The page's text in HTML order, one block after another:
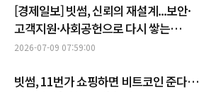
[경제일보] 빗썸, 신뢰의 재설계...보안·
고객지원·사회공헌으로 다시 쌓는
거래소 경쟁력
2026-07-09 07:59:00
빗썸, 11번가 쇼핑하면 비트코인 준다…